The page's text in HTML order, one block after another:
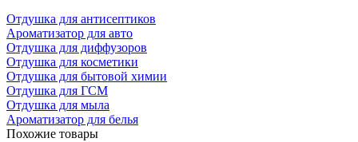
Отдушка для антисептиков
Ароматизатор для авто
Отдушка для диффузоров
Отдушка для косметики
Отдушка для бытовой химии
Отдушка для ГСМ
Отдушка для мыла
Ароматизатор для белья
Похожие товары